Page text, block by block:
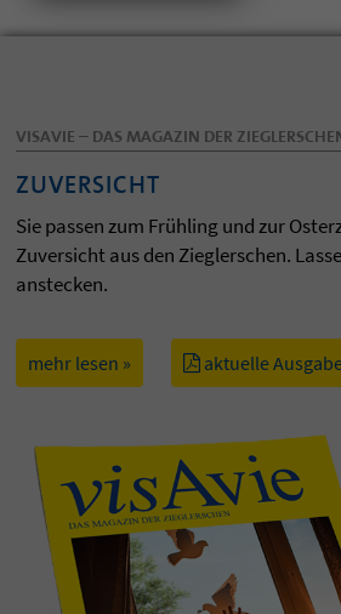
VISAVIE – DAS MAGAZIN DER
ZUVERSICHT
Sie passen zum Frühling und zur
Zuversicht aus den Zieglerschen.
anstecken.
mehr lesen » aktuelle